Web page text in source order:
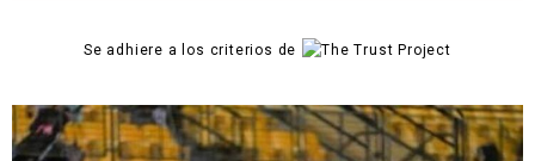
Se adhiere a los criterios de